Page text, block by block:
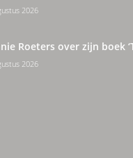
2026
Roeters over zijn boek
2026